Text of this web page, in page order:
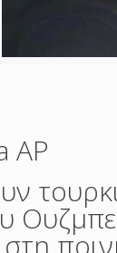
AP